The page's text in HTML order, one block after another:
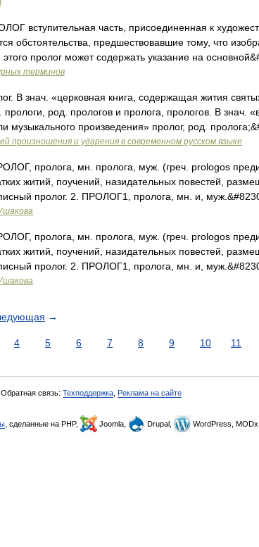
вступительная часть, присоединенная к
обстоятельства, предшествовавшие тому, что
пролог может содержать указание на
терминов
В знач. «церковная книга, содержащая жития
род. прологов и пролога, прологов. В знач.
музыкального произведения» пролог, род.
произношения и ударения в современном русском языке
пролога, мн. пролога, муж. (греч. prologos
житий, поучений, назидательных повестей,
пролог. 2. ПРОЛОГ1, пролога, мн. и,
пролога, мн. пролога, муж. (греч. prologos
житий, поучений, назидательных повестей,
пролог. 2. ПРОЛОГ1, пролога, мн. и,
→
4 5 6 7 8 9 10 11
Обратная связь: Техподдержка Реклама на сайте
, сделанные на PHP, Joomla, Drupal, WordPress, MODx.